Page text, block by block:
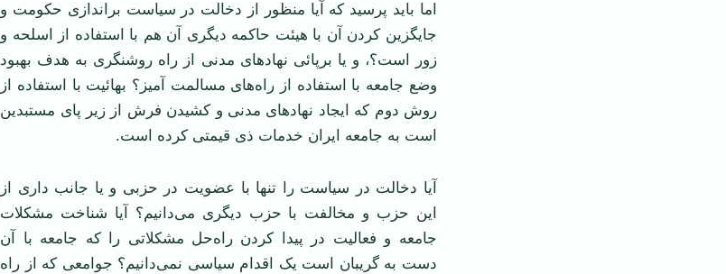
اما باید پرسید که آیا منظور از دخالت در سیاست براندازی حکومت و
جایگزین کردن آن با هیئت حاکمه دیگری آن هم با استفاده از اسلحه و
زور است؟، و یا برپائی نهادهای مدنی از راه روشنگری به هدف بهبود
وضع جامعه با استفاده از راه‌های مسالمت آمیز؟ بهائیت با استفاده از
روش دوم که ایجاد نهاد‌های مدنی و کشیدن فرش از زیر پای مستبدین
است به جامعه ایران خدمات ذی قیمتی کرده است.
آیا دخالت در سیاست را تنها با عضویت در حزبی و یا جانب داری از
این حزب و مخالفت با حزب دیگری می‌دانیم؟ آیا شناخت مشکلات
جامعه و فعالیت در پیدا کردن راه‌حل مشکلاتی را که جامعه با آن
دست به گریبان است یک اقدام سیاسی نمی‌دانیم؟ جوامعی که از راه